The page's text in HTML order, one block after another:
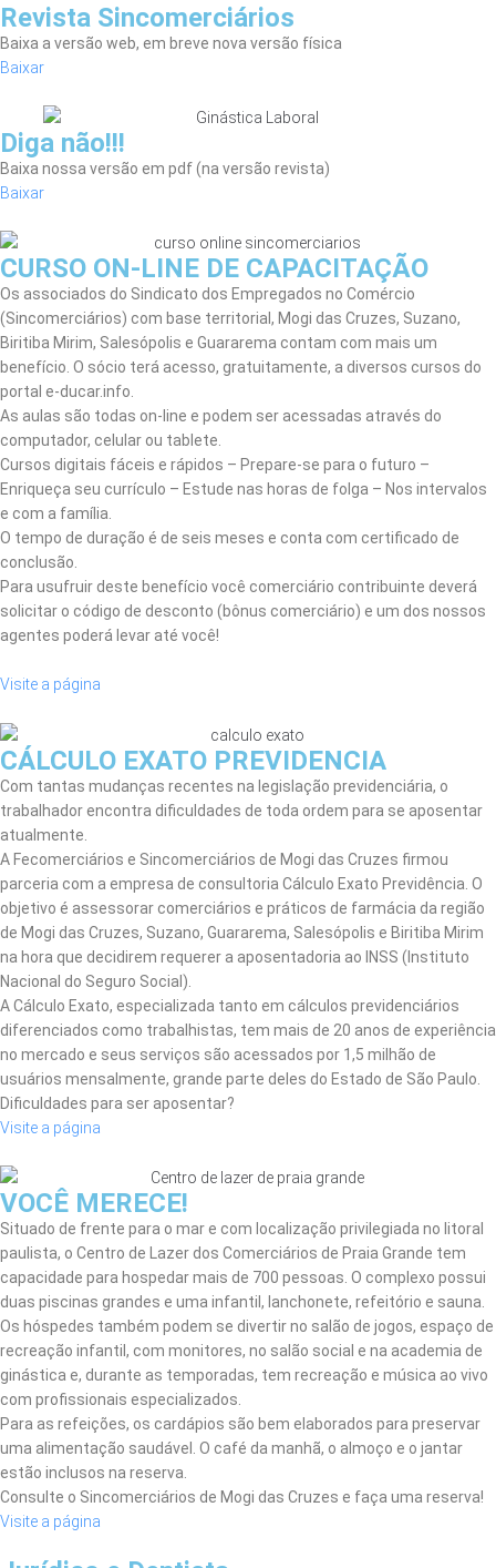
Revista Sincomerciários
Baixa a versão web, em breve nova versão física
Baixar
Diga não!!!
Baixa nossa versão em pdf (na versão revista)
Baixar
CURSO ON-LINE DE CAPACITAÇÃO
Os associados do Sindicato dos Empregados no Comércio
(Sincomerciários) com base territorial, Mogi das Cruzes, Suzano,
Biritiba Mirim, Salesópolis e Guararema contam com mais um
benefício. O sócio terá acesso, gratuitamente, a diversos cursos do
portal e-ducar.info.
As aulas são todas on-line e podem ser acessadas através do
computador, celular ou tablete.
Cursos digitais fáceis e rápidos – Prepare-se para o futuro –
Enriqueça seu currículo – Estude nas horas de folga – Nos intervalos
e com a família.
O tempo de duração é de seis meses e conta com certificado de
conclusão.
Para usufruir deste benefício você comerciário contribuinte deverá
solicitar o código de desconto (bônus comerciário) e um dos nossos
agentes poderá levar até você!
Visite a página
CÁLCULO EXATO PREVIDENCIA
Com tantas mudanças recentes na legislação previdenciária, o
trabalhador encontra dificuldades de toda ordem para se aposentar
atualmente.
A Fecomerciários e Sincomerciários de Mogi das Cruzes firmou
parceria com a empresa de consultoria Cálculo Exato Previdência. O
objetivo é assessorar comerciários e práticos de farmácia da região
de Mogi das Cruzes, Suzano, Guararema, Salesópolis e Biritiba Mirim
na hora que decidirem requerer a aposentadoria ao INSS (Instituto
Nacional do Seguro Social).
A Cálculo Exato, especializada tanto em cálculos previdenciários
diferenciados como trabalhistas, tem mais de 20 anos de experiência
no mercado e seus serviços são acessados por 1,5 milhão de
usuários mensalmente, grande parte deles do Estado de São Paulo.
Dificuldades para ser aposentar?
Visite a página
VOCÊ MERECE!
Situado de frente para o mar e com localização privilegiada no litoral
paulista, o Centro de Lazer dos Comerciários de Praia Grande tem
capacidade para hospedar mais de 700 pessoas. O complexo possui
duas piscinas grandes e uma infantil, lanchonete, refeitório e sauna.
Os hóspedes também podem se divertir no salão de jogos, espaço de
recreação infantil, com monitores, no salão social e na academia de
ginástica e, durante as temporadas, tem recreação e música ao vivo
com profissionais especializados.
Para as refeições, os cardápios são bem elaborados para preservar
uma alimentação saudável. O café da manhã, o almoço e o jantar
estão inclusos na reserva.
Consulte o Sincomerciários de Mogi das Cruzes e faça uma reserva!
Visite a página